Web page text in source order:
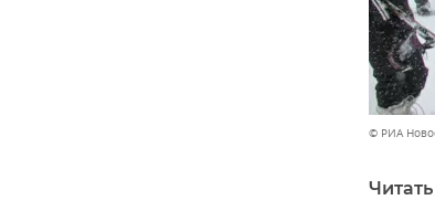
© РИА
Читать